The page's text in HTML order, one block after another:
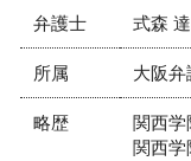
弁護士 式森
所属 大阪弁
略歴
関西
関西